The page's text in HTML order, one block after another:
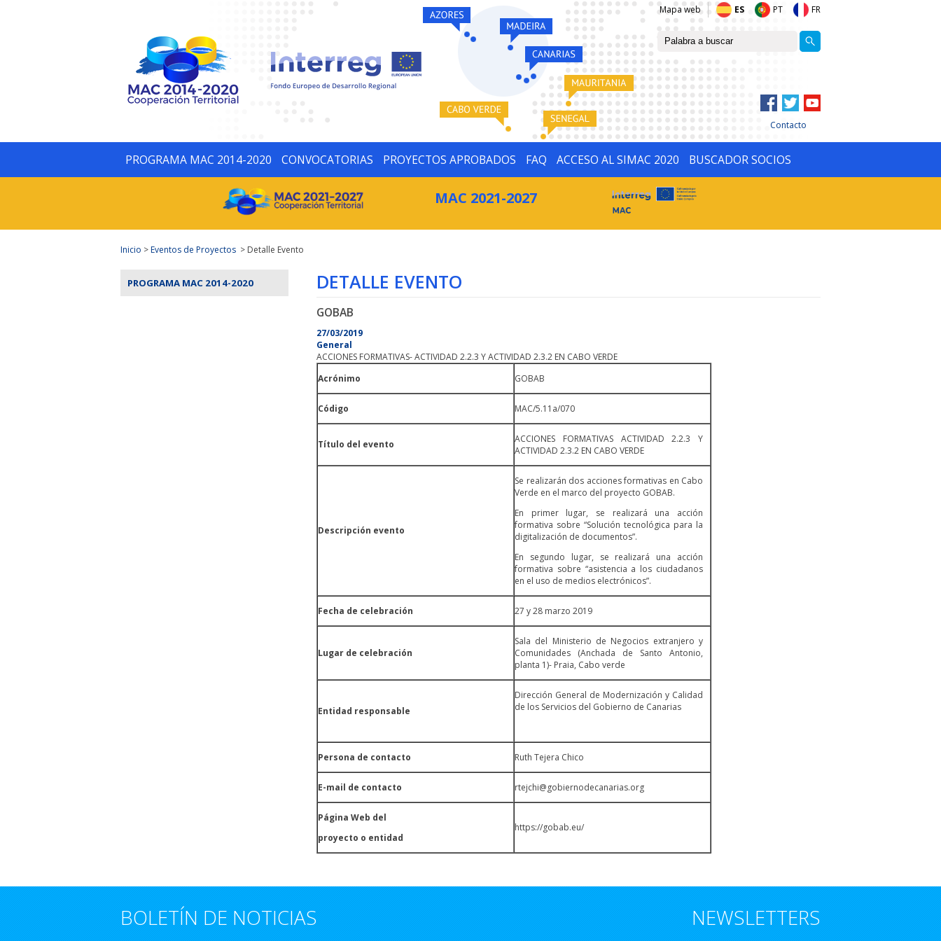
Mapa web ES PT FR
Contacto
PROGRAMA MAC 2014-2020 CONVOCATORIAS PROYECTOS APROBADOS FAQ ACCESO AL SIMAC 2020 BUSCADOR SOCIOS
MAC 2021-2027
Inicio >Eventos de Proyectos > Detalle Evento
PROGRAMA MAC 2014-2020 DETALLE EVENTO
GOBAB
27/03/2019
General
ACCIONES FORMATIVAS- ACTIVIDAD 2.2.3 Y ACTIVIDAD 2.3.2 EN CABO VERDE
Acrónimo
GOBAB
Código MAC/5.11a/070
Título del evento
ACCIONES FORMATIVAS ACTIVIDAD 2.2.3 Y
ACTIVIDAD 2.3.2 EN CABO VERDE
Descripción evento
Se realizarán dos acciones formativas en Cabo
Verde en el marco del proyecto GOBAB.
En primer lugar, se realizará una acción
formativa sobre “Solución tecnológica para la
digitalización de documentos”.
En segundo lugar, se realizará una acción
formativa sobre “asistencia a los ciudadanos
en el uso de medios electrónicos”.
Fecha de celebración 27 y 28 marzo 2019
Lugar de celebración
Sala del Ministerio de Negocios extranjero y
Comunidades (Anchada de Santo Antonio,
planta 1)- Praia, Cabo verde
Entidad responsable
Dirección General de Modernización y Calidad
de los Servicios del Gobierno de Canarias
Persona de contacto Ruth Tejera Chico
E-mail de contacto rtejchi@gobiernodecanarias.org
Página Web del
proyecto o entidad
https://gobab.eu/
BOLETÍN DE NOTICIAS NEWSLETTERS